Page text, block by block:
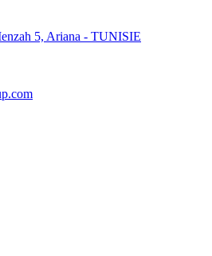
5, Ariana - TUNISIE